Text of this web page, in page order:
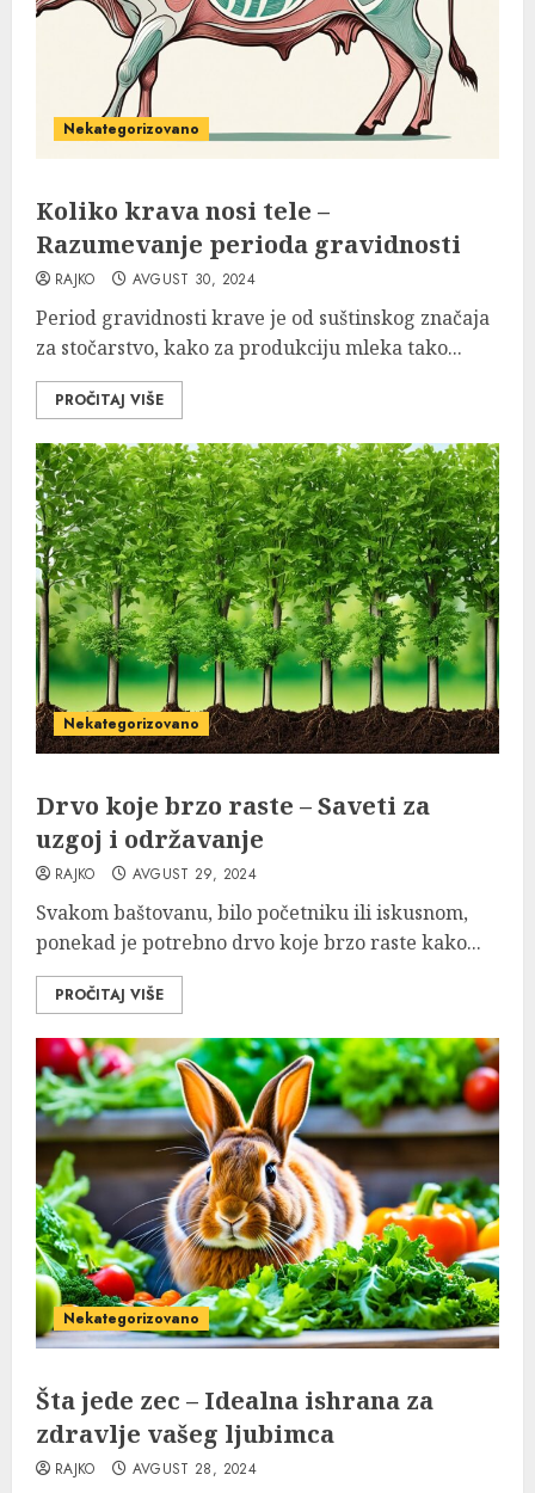
Nekategorizovano
Koliko krava nosi tele –
Razumevanje perioda gravidnosti
RAJKO AVGUST 30, 2024
Period gravidnosti krave je od suštinskog značaja
za stočarstvo, kako za produkciju mleka tako...
PROČITAJ VIŠE
Nekategorizovano
Drvo koje brzo raste – Saveti za
uzgoj i održavanje
RAJKO AVGUST 29, 2024
Svakom baštovanu, bilo početniku ili iskusnom,
ponekad je potrebno drvo koje brzo raste kako...
PROČITAJ VIŠE
Nekategorizovano
Šta jede zec – Idealna ishrana za
zdravlje vašeg ljubimca
RAJKO AVGUST 28, 2024